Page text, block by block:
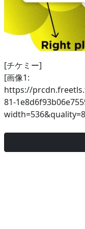
[チケミー]
[画像1:
https://
81-